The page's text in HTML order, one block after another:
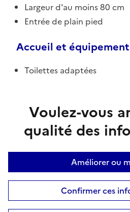
Largeur d'au moins 80 cm
Entrée de plain pied
Accueil et équipement
Toilettes adaptées
Voulez-vous
qualité des
Améliorer ou
Confirmer ces